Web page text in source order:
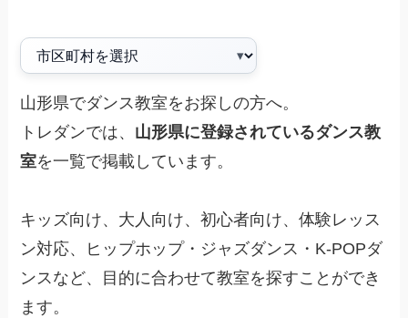
山形県でダンス教室をお探しの方へ。
トレダンでは、 山形県に登録されているダンス教
室を一覧で掲載しています。
キッズ向け、大人向け、初心者向け、体験レッス
ン対応、ヒップホップ・ジャズダンス・K-POPダ
ンスなど、目的に合わせて教室を探すことができ
ます。